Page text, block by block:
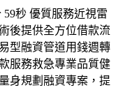
59秒 優質服務近視雷
後提供全方位借款流
型融資管道用錢週轉
服務救急專業品質健
身規劃融資專案，提